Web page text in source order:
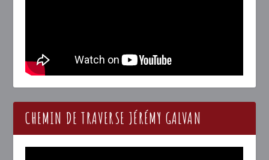
CHEMIN DE TRAVERSE JÉRÉMY GALVAN